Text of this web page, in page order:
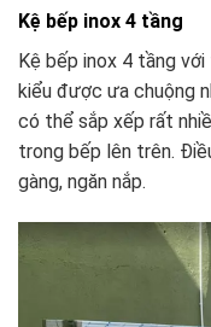
Kệ bếp inox 4 tầng
Kệ bếp inox 4 tầng
kiểu được ưa chuộng
có thể sắp xếp rất
trong bếp lên trên.
gàng, ngăn nắp.